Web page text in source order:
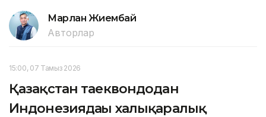
Марлан Жиембай
Авторлар
15:00, 07 Тамыз 2026
Қазақстан таеквондодан
Индонезиядағы халықаралық